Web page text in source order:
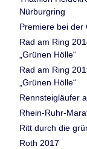
Nürburgring
Premiere bei der
Rad am Ring
„Grünen Hölle“
Rad am Ring
„Grünen Hölle“
Rennsteigläufer
Rhein-Ruhr-
Ritt durch die
Roth 2017